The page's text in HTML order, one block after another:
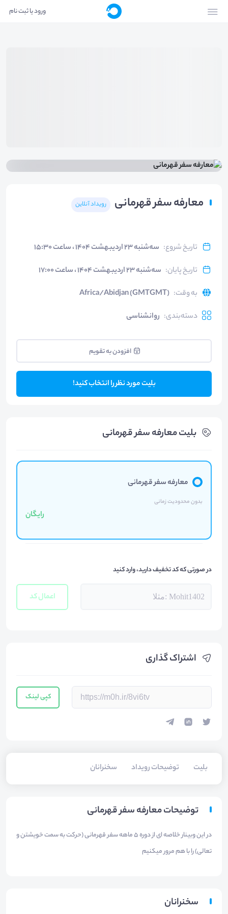
ورود یا ثبت نام
معارفه سفر قهرمانی رویداد آنلاین
تاریخ شروع: سه‌شنبه ۲۳ اردیبهشت ۱۴۰۴ ، ساعت ۱۵:۳۰
تاریخ پایان: سه‌شنبه ۲۳ اردیبهشت ۱۴۰۴ ، ساعت ۱۷:۰۰
به وقت:
Africa/Abidjan (GMTGMT)
دسته‌بندی: روانشناسی
افزودن به تقویم
بلیت مورد نظر را انتخاب کنید!
اشتراک گذاری
کپی لینک
بلیت‌ توضیحات رویداد سخنرانان
بلیت‌ معارفه سفر قهرمانی
معارفه سفر قهرمانی
بدون محدودیت زمانی
رایگان
در صورتی که کد تخفیف دارید، وارد کنید
اعمال کد
توضیحات معارفه سفر قهرمانی
در این وبینار خلاصه ای از دوره 5 ماهه سفر قهرمانی (حرکت به سمت خویشتن و
تعالی) را با هم مرور میکنیم
سخنرانان